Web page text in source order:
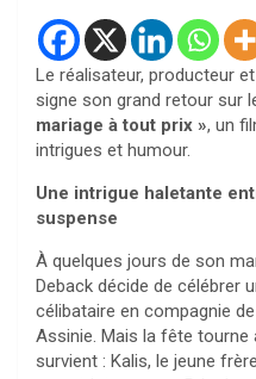
Le réalisateur, producteur
signe son grand retour sur
mariage à tout prix », un
intrigues et humour.
Une intrigue haletante
suspense
À quelques jours de son
Deback décide de célébrer
célibataire en compagnie
Assinie. Mais la fête tourne
survient : Kalis, le jeune